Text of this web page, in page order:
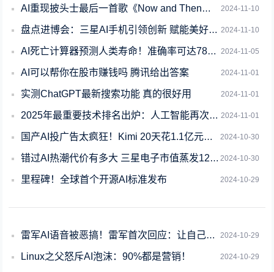
2024-11-10
AI重现披头士最后一首歌《Now and Then》：与碧昂斯等角逐格莱美！
2024-11-10
盘点进博会：三星AI手机引领创新 赋能美好生活
2024-11-05
AI死亡计算器预测人类寿命！准确率可达78%：明年开始试用
2024-11-01
AI可以帮你在股市赚钱吗 腾讯给出答案
2024-11-01
实测ChatGPT最新搜索功能 真的很好用
2024-11-01
2025年最重要技术排名出炉：人工智能再次夺冠
2024-10-30
国产AI投广告太疯狂！Kimi 20天花1.1亿元、秘塔20天投1500万
2024-10-30
错过AI热潮代价有多大 三星电子市值蒸发1220亿美元
2024-10-29
里程碑！全球首个开源AI标准发布
2024-10-29
雷军AI语音被恶搞！雷军首次回应：让自己很困扰 希望大家别玩了
2024-10-29
Linux之父怒斥AI泡沫：90%都是营销！